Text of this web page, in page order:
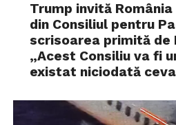
Trump invită
din Consiliul pentru
scrisoarea primită de
„Acest Consiliu va fi
existat niciodată